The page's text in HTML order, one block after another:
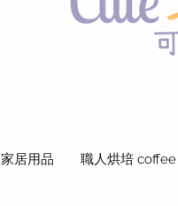
家居用品 職人烘培 coffee